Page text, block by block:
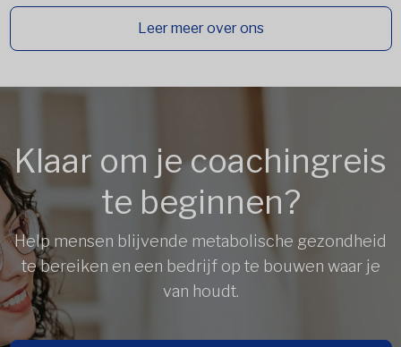
Leer meer over ons
Klaar om je coachingreis
te beginnen?
Help mensen blijvende metabolische gezondheid
te bereiken en een bedrijf op te bouwen waar je
van houdt.